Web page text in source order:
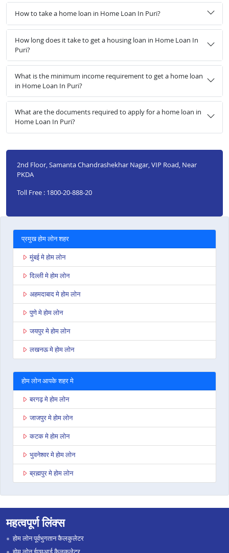
How to take a home loan in Home Loan In Puri?
How long does it take to get a housing loan in Home Loan In
Puri?
What is the minimum income requirement to get a home loan
in Home Loan In Puri?
What are the documents required to apply for a home loan in
Home Loan In Puri?
2nd Floor, Samanta Chandrashekhar Nagar, VIP Road, Near
PKDA
Toll Free : 1800-20-888-20
प्रमुख होम लोन शहर
मुंबई मे होम लोन
दिल्ली मे होम लोन
अहमदाबाद मे होम लोन
पुणे मे होम लोन
जयपुर मे होम लोन
लखनऊ मे होम लोन
होम लोन आपके शहर मे
बरगढ़ मे होम लोन
जाजपुर मे होम लोन
कटक मे होम लोन
भुवनेश्वर मे होम लोन
ब्रह्मपुर मे होम लोन
महत्वपूर्ण लिंक्स
होम लोन पूर्वभुगतान कैलकुलेटर